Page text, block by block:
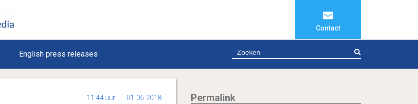
Contact
English press releases
11:44 uur 01-06-2018 Permalink